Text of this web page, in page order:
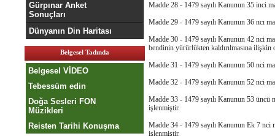
Gürpınar Anket
Sonuçları
Dünyanın Din Haritası
Belgesel Tadında
Belgesel VİDEO
Tebessüm edin
Doğa Sesleri FON
Müzikleri
Reisten Tarihi Konuşma
Madde 28 - 1479 sayılı Kanunun 35 inci
Madde 29 - 1479 sayılı Kanunun 36 ncı
Madde 30 - 1479 sayılı Kanunun 42 nci
bendinin yürürlükten kaldırılmasına
Madde 31 - 1479 sayılı Kanunun 50 nci
Madde 32 - 1479 sayılı Kanunun 52 nci
Madde 33 - 1479 sayılı Kanunun 53
işlenmiştir.
Madde 34 - 1479 sayılı Kanunun Ek 7
işlenmiştir.